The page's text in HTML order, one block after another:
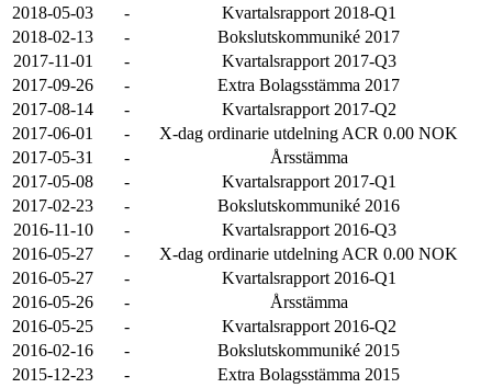
2018-05-03
-
Kvartalsrapport 2018-Q1
2018-02-13
-
Bokslutskommuniké 2017
2017-11-01
-
Kvartalsrapport 2017-Q3
2017-09-26
-
Extra Bolagsstämma 2017
2017-08-14
-
Kvartalsrapport 2017-Q2
2017-06-01
-
X-dag ordinarie utdelning ACR 0.00 NOK
2017-05-31
-
Årsstämma
2017-05-08
-
Kvartalsrapport 2017-Q1
2017-02-23
-
Bokslutskommuniké 2016
2016-11-10
-
Kvartalsrapport 2016-Q3
2016-05-27
-
X-dag ordinarie utdelning ACR 0.00 NOK
2016-05-27
-
Kvartalsrapport 2016-Q1
2016-05-26
-
Årsstämma
2016-05-25
-
Kvartalsrapport 2016-Q2
2016-02-16
-
Bokslutskommuniké 2015
2015-12-23
-
Extra Bolagsstämma 2015